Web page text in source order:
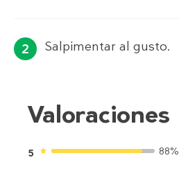
Salpimentar al gusto.
Valoraciones
5
88%